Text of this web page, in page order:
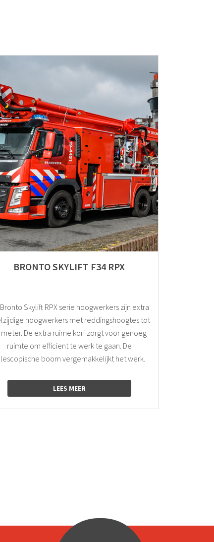
BRONTO SKYLIFT F34 RPX
Skylift RPX serie hoogwerkers zijn extra
hoogwerkers met reddingshoogtes tot
meter. De extra ruime korf zorgt voor genoeg
ruimte om efficient te werk te gaan. De
boom vergemakkelijkt het werk.
LEES MEER